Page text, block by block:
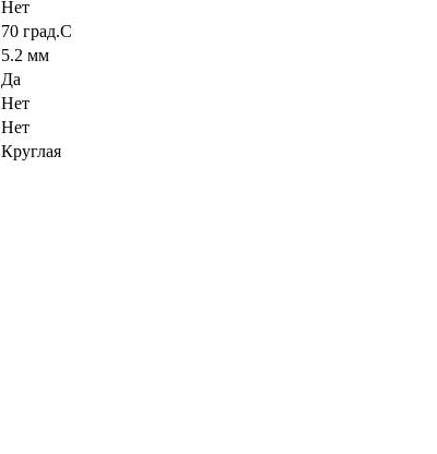
Нет
70 град.C
5.2 мм
Да
Нет
Нет
Круглая